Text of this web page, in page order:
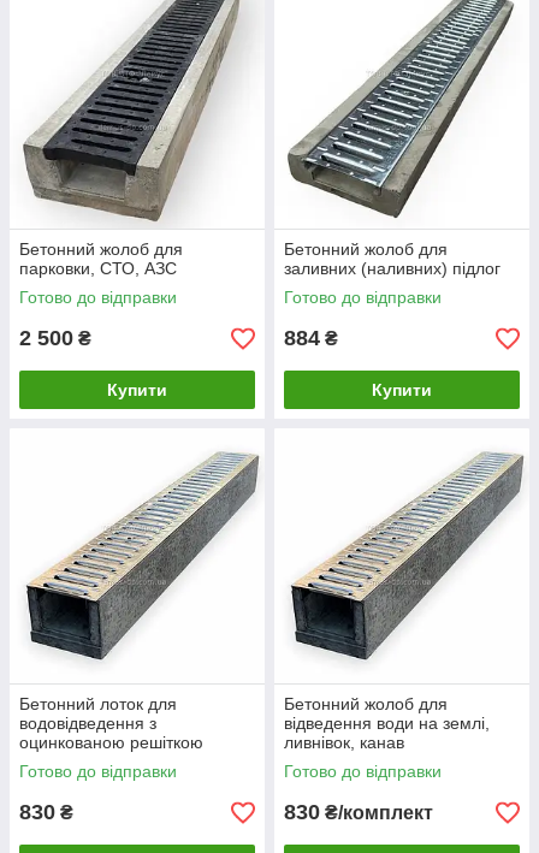
Бетонний жолоб для
парковки, СТО, АЗС
Готово до відправки
2 500 ₴
Купити
Бетонний жолоб для
заливних (наливних) підлог
Готово до відправки
884 ₴
Купити
Бетонний лоток для
водовідведення з
оцинкованою решіткою
Готово до відправки
830 ₴
Бетонний жолоб для
відведення води на землі,
ливнівок, канав
Готово до відправки
830 ₴/комплект